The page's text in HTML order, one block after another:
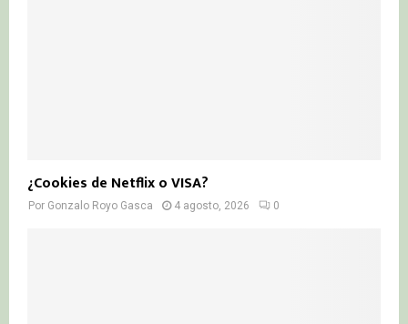
¿Cookies de Netflix o VISA?
Por Gonzalo Royo Gasca 4 agosto, 2026 0